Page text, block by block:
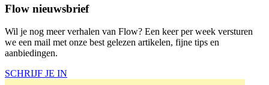
Flow nieuwsbrief
Wil je nog meer verhalen van Flow? Een keer per week versturen
we een mail met onze best gelezen artikelen, fijne tips en
aanbiedingen.
SCHRIJF JE IN